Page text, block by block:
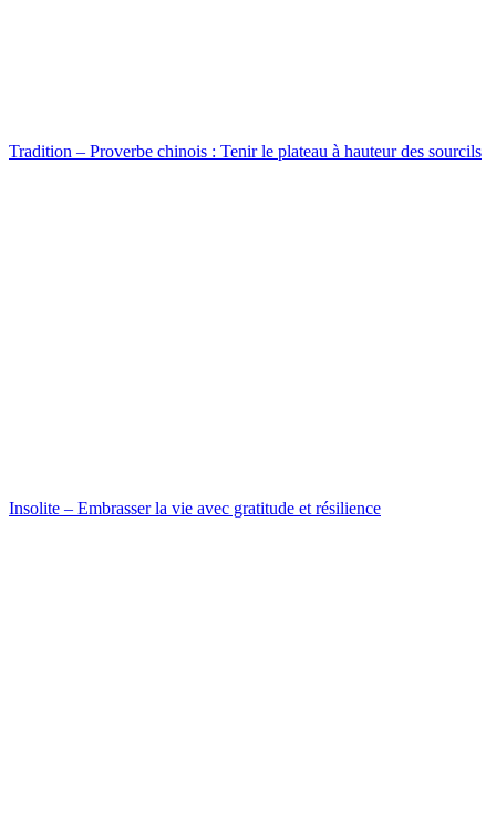
Tradition – Proverbe chinois : Tenir le plateau à hauteur des sourcils
Insolite – Embrasser la vie avec gratitude et résilience